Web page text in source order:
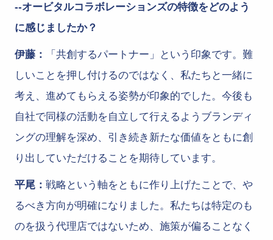
--オービタルコラボレーションズの特徴をどのよう
に感じましたか？
伊藤：
「共創するパートナー」という印象です。難
しいことを押し付けるのではなく、私たちと一緒に
考え、進めてもらえる姿勢が印象的でした。今後も
自社で同様の活動を自立して行えるようブランディ
ングの理解を深め、引き続き新たな価値をともに創
り出していただけることを期待しています。
平尾： 戦略という軸をともに作り上げたことで、や
るべき方向が明確になりました。私たちは特定のも
のを扱う代理店ではないため、施策が偏ることなく